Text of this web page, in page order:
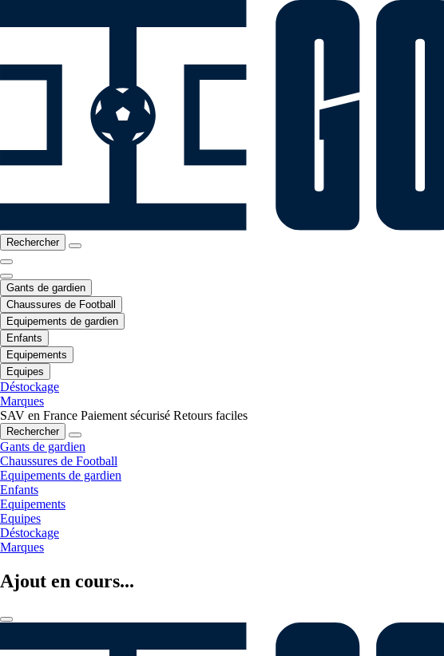
Rechercher
Gants de gardien
Chaussures de Football
Equipements de gardien
Enfants
Equipements
Equipes
Déstockage
Marques
SAV en France Paiement sécurisé Retours faciles
Rechercher
Gants de gardien
Chaussures de Football
Equipements de gardien
Enfants
Equipements
Equipes
Déstockage
Marques
Ajout en cours...